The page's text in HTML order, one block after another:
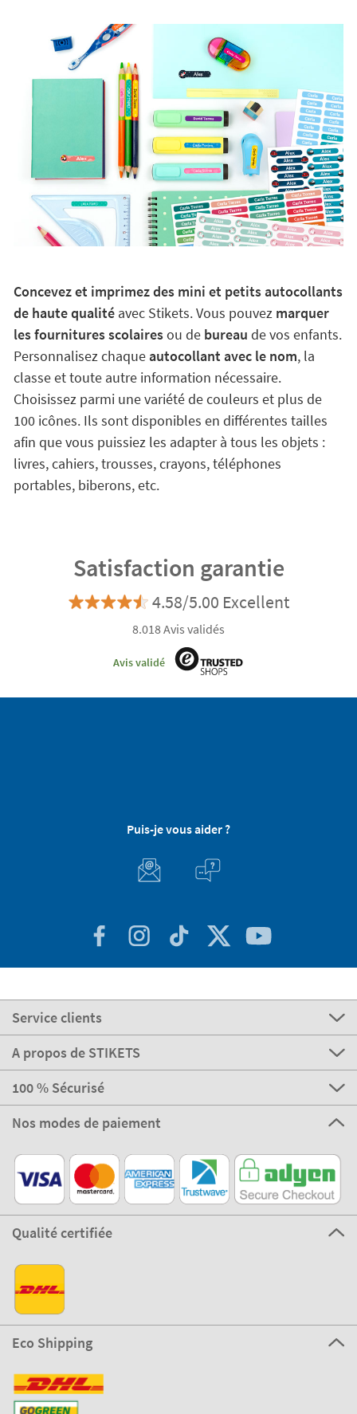
Concevez et imprimez des mini et petits autocollants
de haute qualitéavec Stikets. Vous pouvez marquer
les fournitures scolairesou de bureau de vos enfants.
Personnalisez chaqueautocollant avec le nom, la
classe et toute autre information nécessaire.
Choisissez parmi une variété de couleurs et plus de
100 icônes. Ils sont disponibles en différentes tailles
afin que vous puissiez les adapter à tous les objets :
livres, cahiers, trousses, crayons, téléphones
portables, biberons, etc.
Satisfaction garantie
4.58/5.00 Excellent
8.018 Avis validés
Avis validé
Puis-je vous aider ?
Service clients
A propos de STIKETS
100 % Sécurisé
Nos modes de paiement
Qualité certifiée
Eco Shipping